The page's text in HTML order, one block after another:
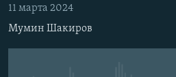
навигации
Вернутся
IDEL.РЕАЛИИ
КАВКАЗ.РЕАЛИИ
11 марта 2024
Мумин Шакиров